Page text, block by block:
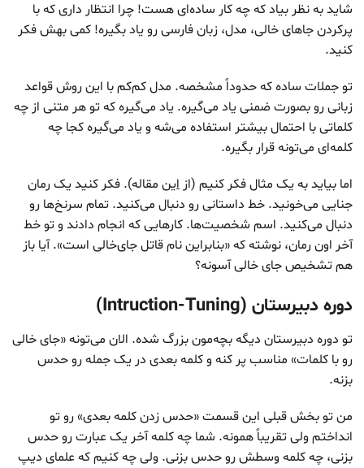
شاید به نظر بیاد که چه کار ساده‌ای هست! چرا انتظار داری که با
پرکردن جاهای خالی، مدل، زبان فارسی رو یاد بگیره! کمی بهش فکر
کنید.
تو جملات ساده که حدوداً مشخصه. مدل کم‌کم با این روش قواعد
زبانی رو بصورت ضمنی یاد می‌گیره. یاد می‌گیره که تو هر متنی از چه
کلماتی با احتمال بیشتر استفاده می‌شه و یاد می‌گیره کجا چه
کلمه‌ای می‌تونه قرار بگیره.
اما بیاید به یک مثال فکر کنیم (از این مقاله). فکر کنید یک رمان
جنایی می‌خونید. خط داستانی رو دنبال می‌کنید. تمام سرنخ‌ها رو
دنبال می‌کنید. اسم‌ شخصیت‌ها. کارهایی که انجام دادند و تو خط
آخر اون رمان، نوشته که «بنابراین نام قاتل جای‌خالی است». آیا باز
هم تشخیص جای خالی آسونه؟
دوره دبیرستان (Intruction-Tuning)
تو دوره دبیرستان دیگه بچه‌مون بزرگ شده. الان می‌تونه «جای خالی
رو با کلمات» مناسب پر کنه و کلمه بعدی در یک جمله رو حدس
بزنه.
من تو بخش قبلی این قسمت «حدس زدن کلمه بعدی» رو تو
انداختم ولی تقریباً همونه. شما چه کلمه آخر یک عبارت رو حدس
بزنی، چه کلمه وسطش رو حدس بزنی. ولی چه کنیم که علمای دیپ